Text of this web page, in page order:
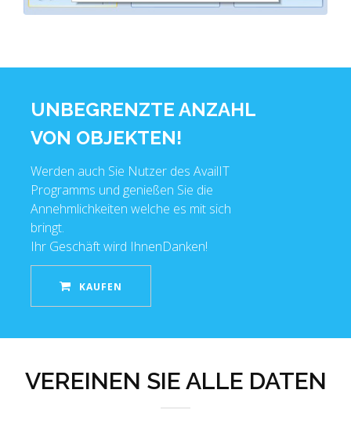
UNBEGRENZTE ANZAHL
VON OBJEKTEN!
Werden auch Sie Nutzer des AvailIT
Programms und genießen Sie die
Annehmlichkeiten welche es mit sich
bringt.
Ihr Geschäft wird IhnenDanken!
KAUFEN
VEREINEN SIE ALLE DATEN